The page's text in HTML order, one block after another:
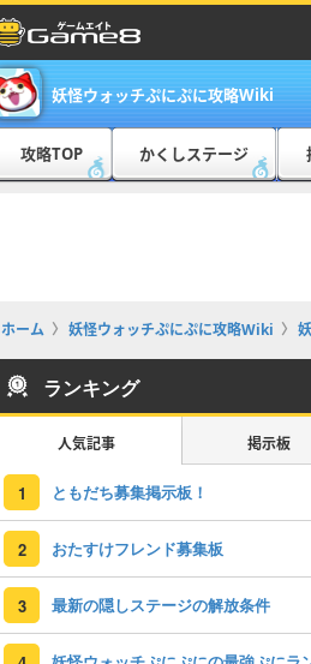
妖怪ウォッチぷにぷに攻略Wiki
攻略TOP かくしステージ
ホーム 妖怪ウォッチぷにぷに攻略Wiki
ランキング
人気記事 掲示板
1 ともだち募集掲示板！
2 おたすけフレンド募集板
3 最新の隠しステージの解放条件